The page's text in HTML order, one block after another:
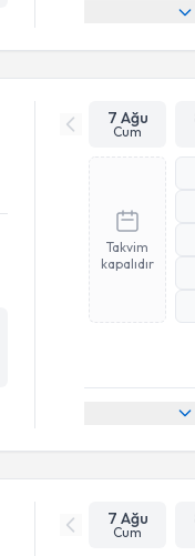
7 Ağu
Cum
Takvim
kapalıdır
7 Ağu
Cum